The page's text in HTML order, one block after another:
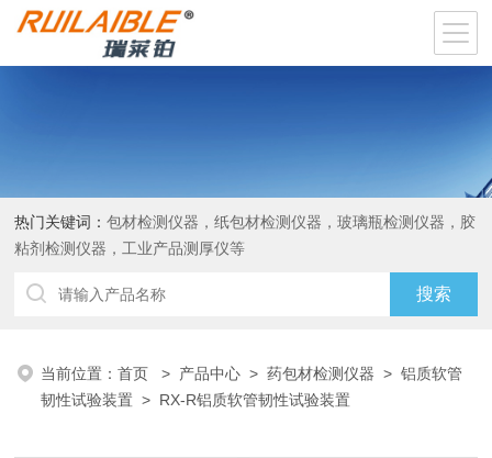
热门关键词：包材检测仪器，纸包材检测仪器，玻璃瓶检测仪器，胶
粘剂检测仪器，工业产品测厚仪等
当前位置：首页 > 产品中心 >药包材检测仪器 >铝质软管
韧性试验装置 > RX-R铝质软管韧性试验装置